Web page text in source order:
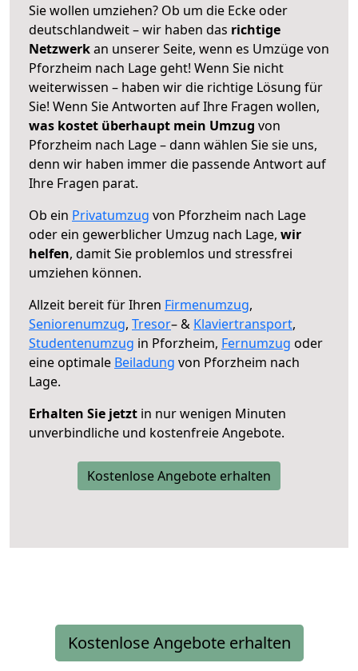
Sie wollen umziehen? Ob um die Ecke oder
deutschlandweit – wir haben das richtige
Netzwerkan unserer Seite, wenn es Umzüge von
Pforzheim nach Lage geht! Wenn Sie nicht
weiterwissen – haben wir die richtige Lösung für
Sie! Wenn Sie Antworten auf Ihre Fragen wollen,
was kostet überhaupt mein Umzug von
Pforzheim nach Lage – dann wählen Sie sie uns,
denn wir haben immer die passende Antwort auf
Ihre Fragen parat.
Ob ein Privatumzug von Pforzheim nach Lage
oder ein gewerblicher Umzug nach Lage, wir
helfen, damit Sie problemlos und stressfrei
umziehen können.
Allzeit bereit für Ihren Firmenumzug,
Seniorenumzug, Tresor– & Klaviertransport,
Studentenumzug in Pforzheim, Fernumzug oder
eine optimale Beiladung von Pforzheim nach
Lage.
Erhalten Sie jetzt in nur wenigen Minuten
unverbindliche und kostenfreie Angebote.
Kostenlose Angebote erhalten
Kostenlose Angebote erhalten